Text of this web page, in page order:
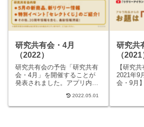
研究共有会・4月
（2022）
研究共有会の予告「研究共有
会・4月」を開催することが
発表されました。アプリ内の
SNS（YouTube）を使用した
催しです。研究共有会・4月
2022.05.01
研究共
（2021
【研究
2021年9
会・9月
イベン
SNS（